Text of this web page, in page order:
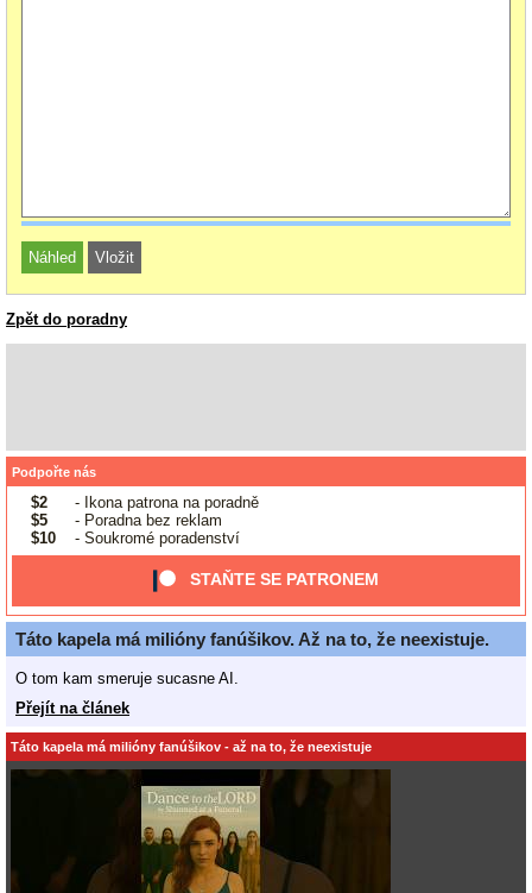
Zpět do poradny
Podpořte nás
$2
- Ikona patrona na poradně
$5
- Poradna bez reklam
$10
- Soukromé poradenství
STAŇTE SE PATRONEM
Táto kapela má milióny fanúšikov. Až na to, že neexistuje.
O tom kam smeruje sucasne AI.
Přejít na článek
Táto kapela má milióny fanúšikov - až na to, že neexistuje